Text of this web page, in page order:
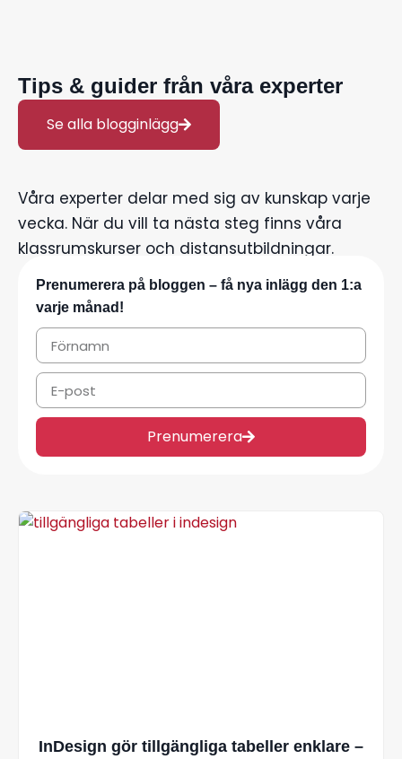
Tips & guider från våra experter
Se alla blogginlägg
Våra experter delar med sig av kunskap varje
vecka. När du vill ta nästa steg finns våra
klassrumskurser och distansutbildningar.
Prenumerera på bloggen – få nya inlägg den 1:a
varje månad!
Prenumerera
InDesign gör tillgängliga tabeller enklare –